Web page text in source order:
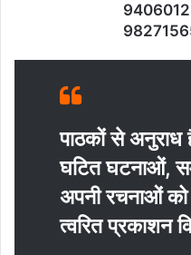
पाठकों से
घटित घटनाओं,
अपनी रचनाओं
त्‍वरित प्रकाशन